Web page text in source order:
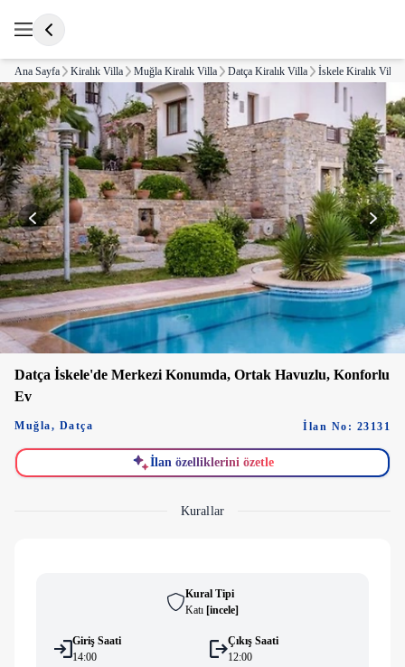
Ana Sayfa Kiralık Villa Muğla Kiralık Villa Datça Kiralık Villa İskele Kiralık Villa
Datça İskele'de Merkezi Konumda, Ortak Havuzlu, Konforlu
Ev
Muğla, Datça İlan No: 23131
İlan özelliklerini özetle
Kurallar
Kural Tipi
Katı [i̇ncele]
Giriş Saati
14:00
Çıkış Saati
12:00